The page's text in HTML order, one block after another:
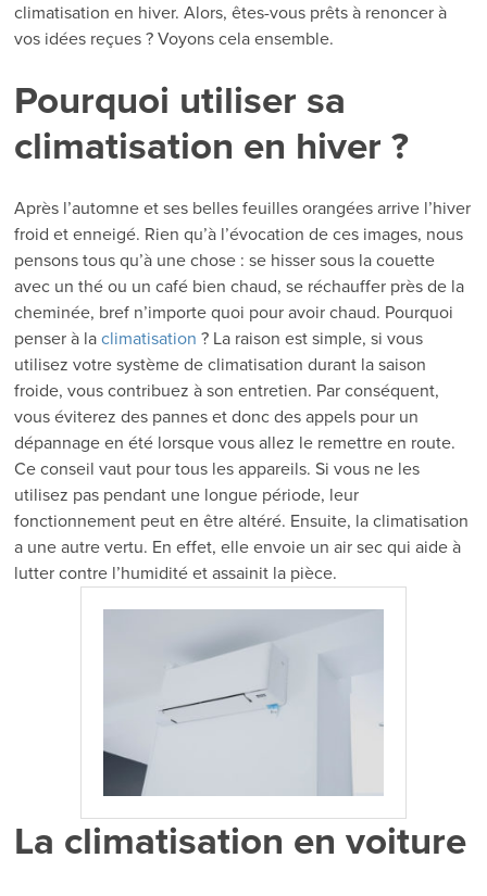
climatisation en hiver. Alors, êtes-vous prêts à renoncer à
vos idées reçues ? Voyons cela ensemble.
Pourquoi utiliser sa
climatisation en hiver ?
Après l’automne et ses belles feuilles orangées arrive l’hiver
froid et enneigé. Rien qu’à l’évocation de ces images, nous
pensons tous qu’à une chose : se hisser sous la couette
avec un thé ou un café bien chaud, se réchauffer près de la
cheminée, bref n’importe quoi pour avoir chaud. Pourquoi
penser à laclimatisation ? La raison est simple, si vous
utilisez votre système de climatisation durant la saison
froide, vous contribuez à son entretien. Par conséquent,
vous éviterez des pannes et donc des appels pour un
dépannage en été lorsque vous allez le remettre en route.
Ce conseil vaut pour tous les appareils. Si vous ne les
utilisez pas pendant une longue période, leur
fonctionnement peut en être altéré. Ensuite, la climatisation
a une autre vertu. En effet, elle envoie un air sec qui aide à
lutter contre l’humidité et assainit la pièce.
La climatisation en voiture